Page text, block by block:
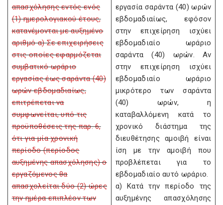
απασχόλησης εντός ενός
(1) ημερολογιακού έτους,
κατανέμονται με αυξημένο
αριθμό α) Σε επιχειρήσεις
στις οποίες εφαρμόζεται
συμβατικό ωράριο
εργασίας έως σαράντα (40)
ωρών εβδομαδιαίως,
επιτρέπεται να
συμφωνείται, υπό τις
προϋποθέσεις της παρ. 6,
ότι για μία χρονική
περίοδο (περίοδος
αυξημένης απασχόλησης) ο
εργαζόμενος θα
απασχολείται δύο (2) ώρες
την ημέρα επιπλέον των
εργασία σαράντα (40) ωρών
εβδομαδιαίως, εφόσον
στην επιχείρηση ισχύει
εβδομαδιαίο ωράριο
σαράντα (40) ωρών. Αν
στην επιχείρηση ισχύει
εβδομαδιαίο ωράριο
μικρότερο των σαράντα
(40) ωρών, η
καταβαλλόμενη κατά το
χρονικό διάστημα της
διευθέτησης αμοιβή είναι
ίση με την αμοιβή που
προβλέπεται για το
εβδομαδιαίο αυτό ωράριο.
α) Κατά την περίοδο της
αυξημένης απασχόλησης